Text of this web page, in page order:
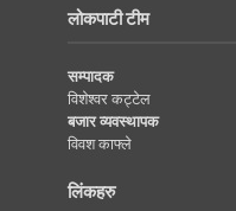
लोकपाटी टीम
सम्पादक
विशेश्वर कट्टेल
बजार व्यवस्थापक
विवश काफ्ले
लिंकहरु